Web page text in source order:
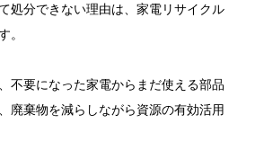
処分できない理由は、家電リサイクル
。
不要になった家電からまだ使える部品
廃棄物を減らしながら資源の有効活用